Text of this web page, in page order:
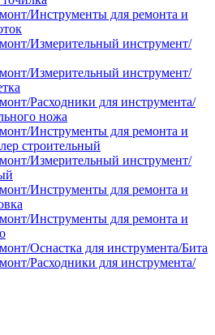
Инструменты для ремонта и
Измерительный инструмент/
Измерительный инструмент/
Расходники для инструмента/
ножа
Инструменты для ремонта и
строительный
Измерительный инструмент/
Инструменты для ремонта и
Инструменты для ремонта и
Оснастка для инструмента/Бита
Расходники для инструмента/